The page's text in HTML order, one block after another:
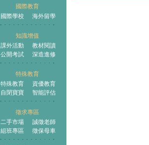
國際教育
國際學校
海外留學
知識增值
課外活動
教材閱讀
公開考試
深造進修
特殊教育
特殊教育
資優教育
自閉寶寶
智能評估
徵求專區
二手市場
誠徵老師
組班專區
徵保母車